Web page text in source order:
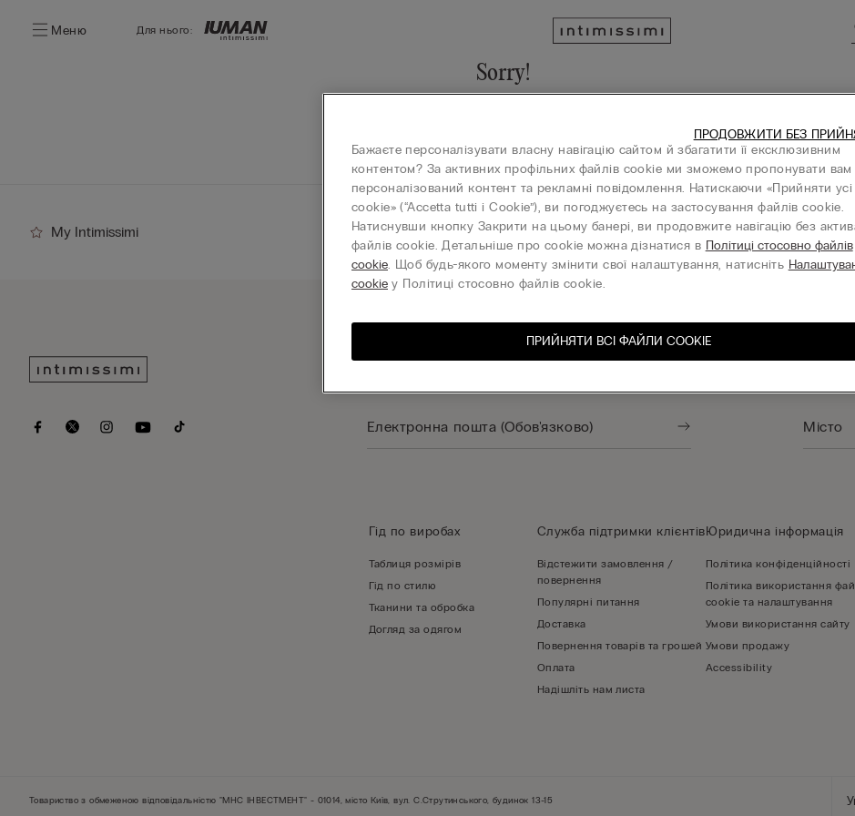
Меню Для нього:
Sorry!
Go to homepage
My Intimissimi КОМПАНІЯ
Гід по виробах
Таблиця розмірів
Гід по стилю
Тканини та обробка
Догляд за одягом
Служба підтримки клієнтів
Відстежити замовлення /
повернення
Популярні питання
Доставка
Повернення товарів та грошей
Оплата
Надішліть нам листа
Юридична інформація
Політика конфіденційності
Політика використання
cookie та налаштування
Умови використання сайту
Умови продажу
Accessibility
Товариство з обмеженою відповідальністю "МНС ІНВЕСТМЕНТ" - 01014, місто Київ, вул. С.Струтинського, будинок 13-15
Бажаєте персоналізувати власну навігацію сайтом й збагатити її ексклюзивним
контентом? За активних профільних файлів cookie ми зможемо пропонувати вам
персоналізований контент та рекламні повідомлення. Натискаючи «Прийняти усі
cookie» (“Accetta tutti i Cookie”), ви погоджуєтесь на застосування файлів cookie.
Натиснувши кнопку Закрити на цьому банері, ви продовжите навігацію без
файлів cookie. Детальніше про cookie можна дізнатися в Політиці стосовно файлів
cookie. Щоб будь-якого моменту змінити свої налаштування, натисніть
cookie у Політиці стосовно файлів cookie.
ПРИЙНЯТИ ВСІ ФАЙЛИ СOOKIE
ПРОДОВЖИТИ БЕЗ